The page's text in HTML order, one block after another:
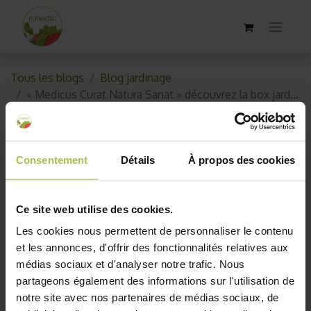
Consentement Détails À propos des cookies
Ce site web utilise des cookies.
Les cookies nous permettent de personnaliser le contenu
et les annonces, d'offrir des fonctionnalités relatives aux
médias sociaux et d'analyser notre trafic. Nous
partageons également des informations sur l'utilisation de
notre site avec nos partenaires de médias sociaux, de
Tous les blogs
Blog jardinage
« Medicus Curat Natura Sanat » découvrez la box jardinage d'août
« Medicus Curat Natura Sanat »
découvrez la box jardinage
d'août
28 août 2019 parAKO10_old